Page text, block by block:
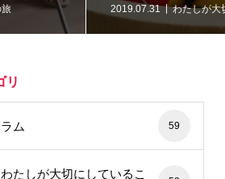
2019.07.31 わたしが大
リ
ム 59
わたしが大切にしているこ